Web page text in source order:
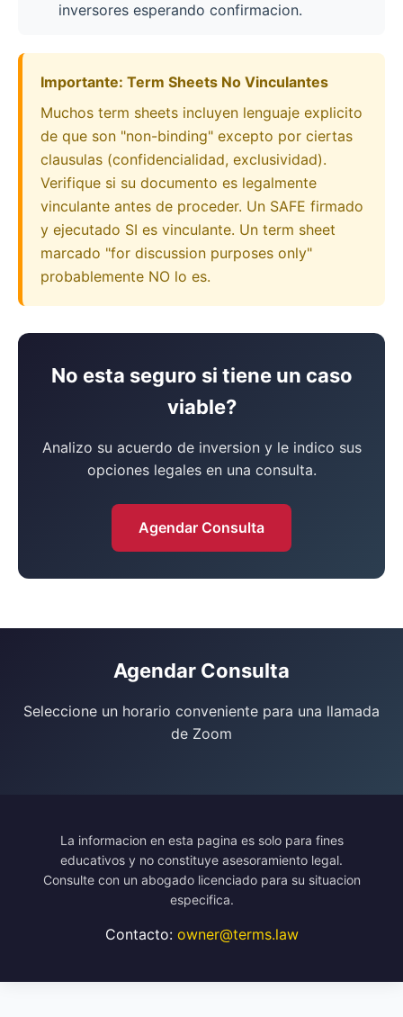
inversores esperando confirmacion.
Importante: Term Sheets No Vinculantes
Muchos term sheets incluyen lenguaje explicito
de que son "non-binding" excepto por ciertas
clausulas (confidencialidad, exclusividad).
Verifique si su documento es legalmente
vinculante antes de proceder. Un SAFE firmado
y ejecutado SI es vinculante. Un term sheet
marcado "for discussion purposes only"
probablemente NO lo es.
No esta seguro si tiene un caso
viable?
Analizo su acuerdo de inversion y le indico sus
opciones legales en una consulta.
Agendar Consulta
Agendar Consulta
Seleccione un horario conveniente para una llamada
de Zoom
La informacion en esta pagina es solo para fines
educativos y no constituye asesoramiento legal.
Consulte con un abogado licenciado para su situacion
especifica.
Contacto: owner@terms.law